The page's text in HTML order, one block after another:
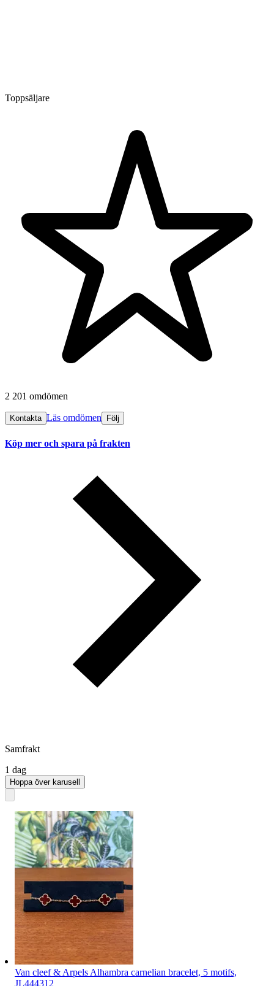
Toppsäljare
2 201 omdömen
Kontakta Läs omdömen Följ
Köp mer och spara på frakten
Samfrakt
1 dag
Hoppa över karusell
Van cleef & Arpels Alhambra carnelian bracelet, 5 motifs,
JL444312